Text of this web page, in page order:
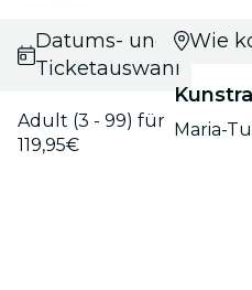
Datums- und
Ticketauswahl
Adult (3 - 99) für
119,95€
Wie
Maria-